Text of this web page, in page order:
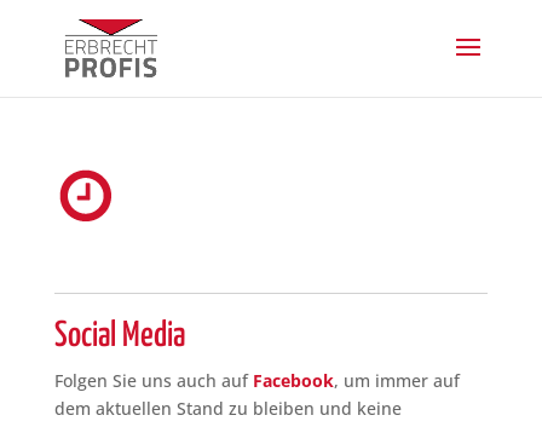
Social Media
Folgen Sie uns auch auf Facebook, um immer auf
dem aktuellen Stand zu bleiben und keine